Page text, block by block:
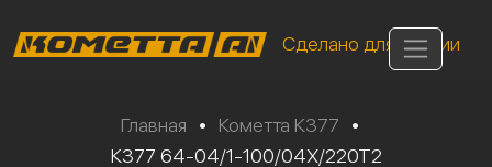
Сделано для России
Главная • Кометта К377
•
К377 64-04/1-100/04Х/220Т2